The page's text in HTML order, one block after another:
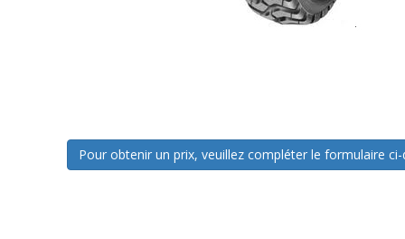
Pour obtenir un prix, veuillez compléter le formulaire